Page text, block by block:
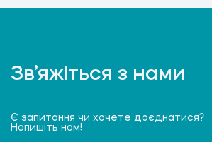
Зв’яжіться з нами
Є запитання чи хочете доєднатися?
Напишіть нам!